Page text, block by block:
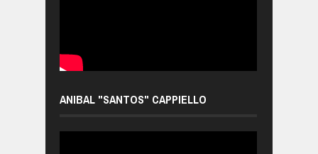
ANIBAL "SANTOS" CAPPIELLO